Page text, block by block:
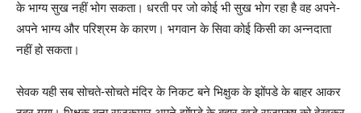
के भाग्य सुख नहीं भोग सकता। धरती पर जो कोई भी सुख भोग रहा है वह अपने-
अपने भाग्य और परिश्रम के कारण। भगवान के सिवा कोई किसी का अन्नदाता
नहीं हो सकता।
सेवक यही सब सोचते-सोचते मंदिर के निकट बने भिक्षुक के झोंपडे के बाहर आकर